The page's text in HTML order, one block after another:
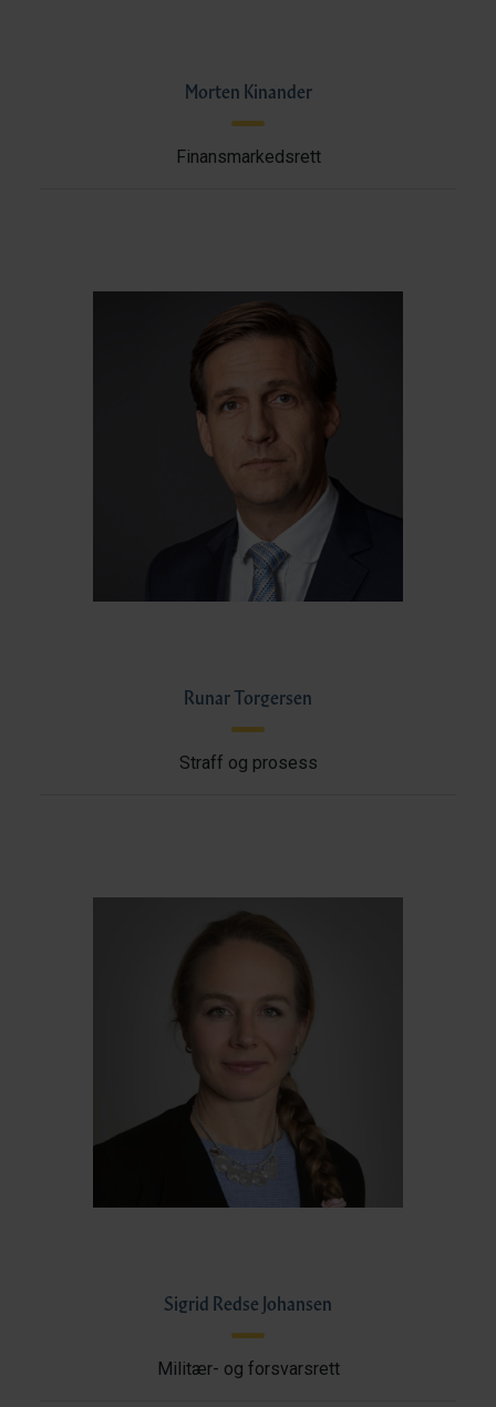
Morten Kinander
Finansmarkedsrett
Runar Torgersen
Straff og prosess
Sigrid Redse Johansen
Militær- og forsvarsrett